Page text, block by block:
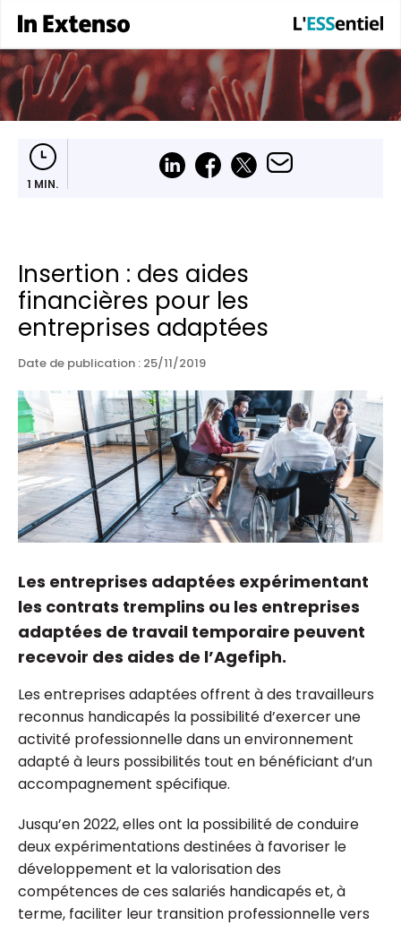
1 MIN.
Insertion : des aides
financières pour les
entreprises adaptées
Date de publication : 25/11/2019
Les entreprises adaptées expérimentant
les contrats tremplins ou les entreprises
adaptées de travail temporaire peuvent
recevoir des aides de l’Agefiph.
Les entreprises adaptées offrent à des travailleurs
reconnus handicapés la possibilité d’exercer une
activité professionnelle dans un environnement
adapté à leurs possibilités tout en bénéficiant d’un
accompagnement spécifique.
Jusqu’en 2022, elles ont la possibilité de conduire
deux expérimentations destinées à favoriser le
développement et la valorisation des
compétences de ces salariés handicapés et, à
terme, faciliter leur transition professionnelle vers